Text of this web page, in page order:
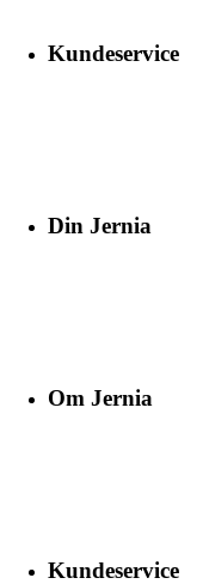
Kundeservice
Din Jernia
Om Jernia
Kundeservice